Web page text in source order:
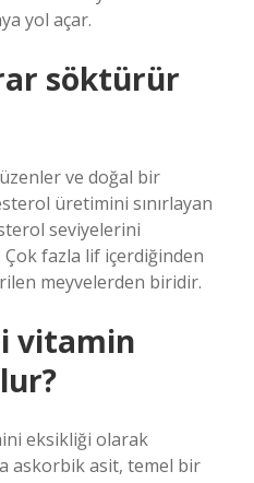
yol açar.
söktürür
ve doğal bir
üretimini sınırlayan
seviyelerini
Çok fazla lif içerdiğinden
meyvelerden biridir.
vitamin
eksikliği olarak
askorbik asit, temel bir